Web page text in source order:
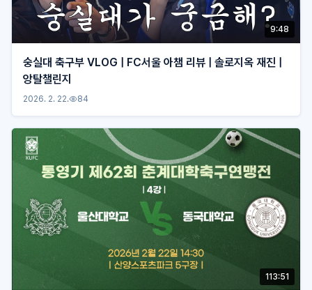
9:48
숭실대 축구부 VLOG | FC서울 아챔 리뷰 | 솔로지옥 재진 |
앙탈챌린지
2026. 2. 22. 84
113:51